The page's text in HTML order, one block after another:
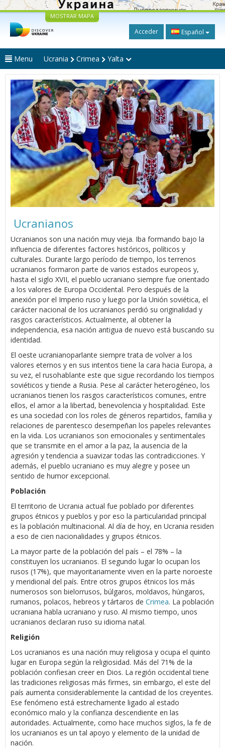
MOSTRAR MAPA
Acceder Español
Menu Ucrania Crimea Yalta
Ucranianos
Ucranianos son una nación muy vieja. Iba formando bajo la
influencia de diferentes factores históricos, políticos y
culturales. Durante largo período de tiempo, los terrenos
ucranianos formaron parte de varios estados europeos y,
hasta el siglo XVII, el pueblo ucraniano siempre fue orientado
a los valores de Europa Occidental. Pero después de la
anexión por el Imperio ruso y luego por la Unión soviética, el
carácter nacional de los ucranianos perdió su originalidad y
rasgos característicos. Actualmente, al obtener la
independencia, esa nación antigua de nuevo está buscando su
identidad.
El oeste ucranianoparlante siempre trata de volver a los
valores eternos y en sus intentos tiene la cara hacia Europa, a
su vez, el rusohablante este que sigue recordando los tiempos
soviéticos y tiende a Rusia. Pese al carácter heterogéneo, los
ucranianos tienen los rasgos característicos comunes, entre
ellos, el amor a la libertad, benevolencia y hospitalidad. Este
es una sociedad con los roles de géneros repartidos, familia y
relaciones de parentesco desempeñan los papeles relevantes
en la vida. Los ucranianos son emocionales y sentimentales
que se transmite en el amor a la paz, la ausencia de la
agresión y tendencia a suavizar todas las contradicciones. Y
además, el pueblo ucraniano es muy alegre y posee un
sentido de humor excepcional.
Población
El territorio de Ucrania actual fue poblado por diferentes
grupos étnicos y pueblos y por eso la particularidad principal
es la población multinacional. Al día de hoy, en Ucrania residen
a eso de cien nacionalidades y grupos étnicos.
La mayor parte de la población del país – el 78% – la
constituyen los ucranianos. El segundo lugar lo ocupan los
rusos (17%), que mayoritariamente viven en la parte noroeste
y meridional del país. Entre otros grupos étnicos los más
numerosos son bielorrusos, búlgaros, moldavos, húngaros,
rumanos, polacos, hebreos y tártaros de Crimea. La población
ucraniana habla ucraniano y ruso. Al mismo tiempo, unos
ucranianos declaran ruso su idioma natal.
Religión
Los ucranianos es una nación muy religiosa y ocupa el quinto
lugar en Europa según la religiosidad. Más del 71% de la
población confiesan creer en Dios. La región occidental tiene
las tradiciones religiosas más firmes, sin embargo, el este del
país aumenta considerablemente la cantidad de los creyentes.
Ese fenómeno está estrechamente ligado al estado
económico malo y la confianza descendiente en las
autoridades. Actualmente, como hace muchos siglos, la fe de
los ucranianos es un tal apoyo y elemento de la unidad de
nación.